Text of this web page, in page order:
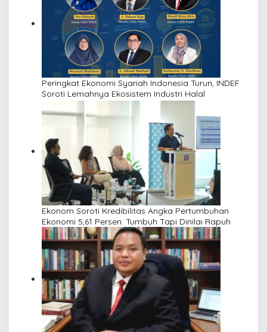
Peringkat Ekonomi Syariah Indonesia Turun, INDEF
Soroti Lemahnya Ekosistem Industri Halal
Ekonom Soroti Kredibilitas Angka Pertumbuhan
Ekonomi 5,61 Persen: Tumbuh Tapi Dinilai Rapuh